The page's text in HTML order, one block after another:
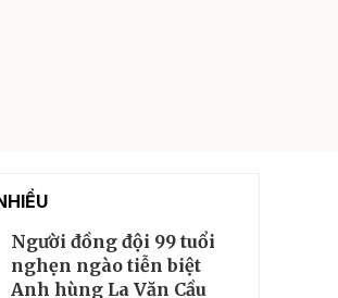
Người đồng đội 99 tuổi
nghẹn ngào tiễn biệt
Anh hùng La Văn Cầu